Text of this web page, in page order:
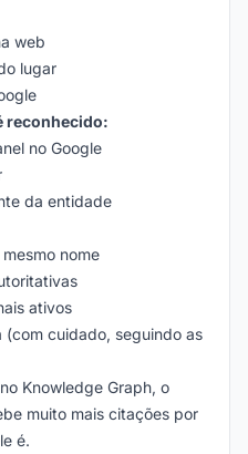
web
lugar
reconhecido:
no Google
da entidade
nome
ativos
cuidado, seguindo as
Knowledge Graph, o
muito mais citações por
é.